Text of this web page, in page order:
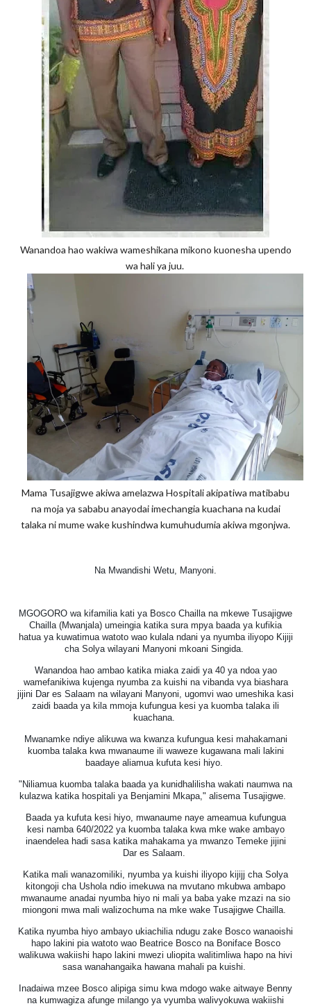
Wanandoa hao wakiwa wameshikana mikono kuonesha upendo
wa hali ya juu.
Mama Tusajigwe akiwa amelazwa Hospitali akipatiwa matibabu
na moja ya sababu anayodai imechangia kuachana na kudai
talaka ni mume wake kushindwa kumuhudumia akiwa mgonjwa.
Na Mwandishi Wetu, Manyoni.
MGOGORO wa kifamilia kati ya Bosco Chailla na mkewe Tusajigwe
Chailla (Mwanjala) umeingia katika sura mpya baada ya kufikia
hatua ya kuwatimua watoto wao kulala ndani ya nyumba iliyopo Kijiji
cha Solya wilayani Manyoni mkoani Singida.
Wanandoa hao ambao katika miaka zaidi ya 40 ya ndoa yao
wamefanikiwa kujenga nyumba za kuishi na vibanda vya biashara
jijini Dar es Salaam na wilayani Manyoni, ugomvi wao umeshika kasi
zaidi baada ya kila mmoja kufungua kesi ya kuomba talaka ili
kuachana.
Mwanamke ndiye alikuwa wa kwanza kufungua kesi mahakamani
kuomba talaka kwa mwanaume ili waweze kugawana mali lakini
baadaye aliamua kufuta kesi hiyo.
"Niliamua kuomba talaka baada ya kunidhalilisha wakati naumwa na
kulazwa katika hospitali ya Benjamini Mkapa," alisema Tusajigwe.
Baada ya kufuta kesi hiyo, mwanaume naye ameamua kufungua
kesi namba 640/2022 ya kuomba talaka kwa mke wake ambayo
inaendelea hadi sasa katika mahakama ya mwanzo Temeke jijini
Dar es Salaam.
Katika mali wanazomiliki, nyumba ya kuishi iliyopo kijijj cha Solya
kitongoji cha Ushola ndio imekuwa na mvutano mkubwa ambapo
mwanaume anadai nyumba hiyo ni mali ya baba yake mzazi na sio
miongoni mwa mali walizochuma na mke wake Tusajigwe Chailla.
Katika nyumba hiyo ambayo ukiachilia ndugu zake Bosco wanaoishi
hapo lakini pia watoto wao Beatrice Bosco na Boniface Bosco
walikuwa wakiishi hapo lakini mwezi uliopita walitimliwa hapo na hivi
sasa wanahangaika hawana mahali pa kuishi.
Inadaiwa mzee Bosco alipiga simu kwa mdogo wake aitwaye Benny
na kumwagiza afunge milango ya vyumba walivyokuwa wakiishi